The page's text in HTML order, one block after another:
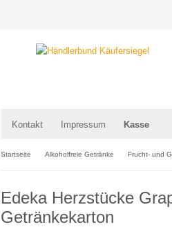
Kontakt Impressum Kasse
Startseite Alkoholfreie Getränke Frucht- und
Edeka Herzstücke
Getränkekarton